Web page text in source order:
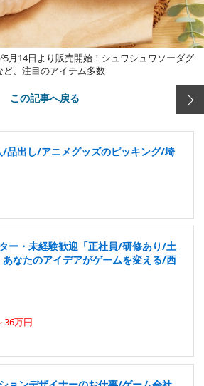
5月14日より販売開始！シュワシュワソーダグ
、注目のアイテム多数
この記事へ戻る
/品出し/アニメグッズのピッキング/埼
ー・未経験歓迎「正社員/研修あり/土
なたのアイデアがゲームを変える/西
36万円